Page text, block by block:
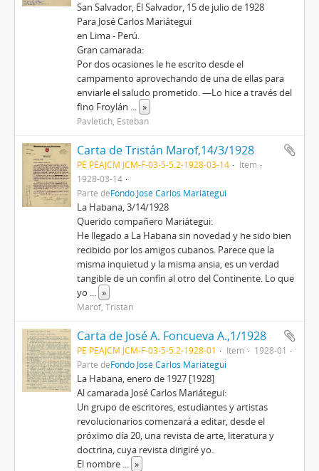
San Salvador, El Salvador, 15 de julio de 1928
Para José Carlos Mariátegui
en Lima - Perú.
Gran camarada:
Por dos ocasiones le he escrito desde el
campamento aprovechando de una de ellas para
enviarle el saludo prometido. —Lo hice a través del
fino Froylán ... »
Pavletich, Esteban
Carta de Tristán Marof,14/3/1928
PE PEAJCM JCM-F-03-5-5.2-1928-03-14
Item
1928-03-14
Parte deFondo José Carlos Mariátegui
La Habana, 3/14/1928
Querido compañero Mariátegui:
He llegado a La Habana sin novedad y he sido bien
recibido por los amigos cubanos. Parece que la
misma inquietud y la misma ansia, es un verdad
tangible de un confín al otro del Continente. Lo que
yo ... »
Marof, Tristán
Carta de José A. Foncueva A.,1/1928
PE PEAJCM JCM-F-03-5-5.2-1928-01 Item
1928-01
Parte deFondo José Carlos Mariátegui
La Habana, enero de 1927 [1928]
Al camarada José Carlos Mariátegui:
Un grupo de escritores, estudiantes y artistas
revolucionarios comenzará a editar, desde el
próximo día 20, una revista de arte, literatura y
doctrina, cuya revista dirigiré yo.
El nombre ... »